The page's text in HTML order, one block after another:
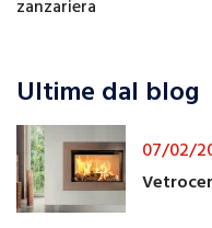
zanzariera
Ultime dal blog
07/02/